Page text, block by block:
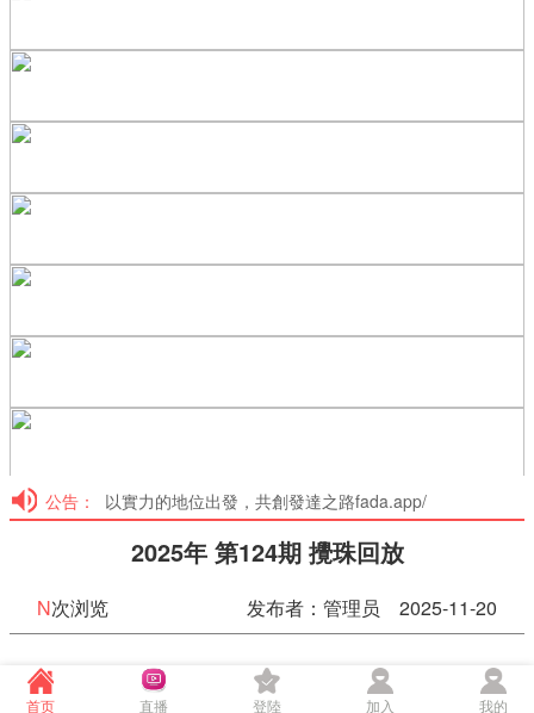
公告： 以實力的地位出發，共創發達之路fada.app/
2025年 第124期 攪珠回放
N次浏览 发布者：管理员 2025-11-20
香港六合彩攪珠 第124期
首页 直播 登陸 加入 我的